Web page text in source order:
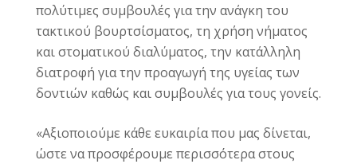
πολύτιμες συμβουλές για την ανάγκη του
τακτικού βουρτσίσματος, τη χρήση νήματος
και στοματικού διαλύματος, την κατάλληλη
διατροφή για την προαγωγή της υγείας των
δοντιών καθώς και συμβουλές για τους γονείς.
«Αξιοποιούμε κάθε ευκαιρία που μας δίνεται,
ώστε να προσφέρουμε περισσότερα στους